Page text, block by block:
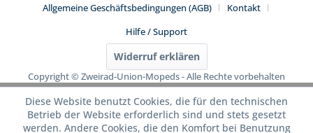
Allgemeine Geschäftsbedingungen (AGB)
Kontakt
Hilfe / Support
Widerruf erklären
Copyright © Zweirad-Union-Mopeds - Alle Rechte vorbehalten
Diese Website benutzt Cookies, die für den technischen
Betrieb der Website erforderlich sind und stets gesetzt
werden. Andere Cookies, die den Komfort bei Benutzung